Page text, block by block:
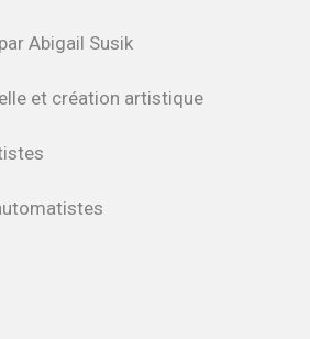
Abigail Susik
et création artistique